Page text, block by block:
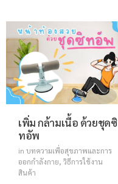
เพิ่ม กล้ามเนื้อ ด้วยชุดซิ
ทอัพ
in บทความเพื่อสุขภาพและการ
ออกกำลังกาย, วิธีการใช้งาน
สินค้า